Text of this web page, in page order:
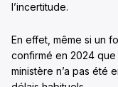
l’incertitude.
En effet, même si un
confirmé en 2024
ministère n’a pas été